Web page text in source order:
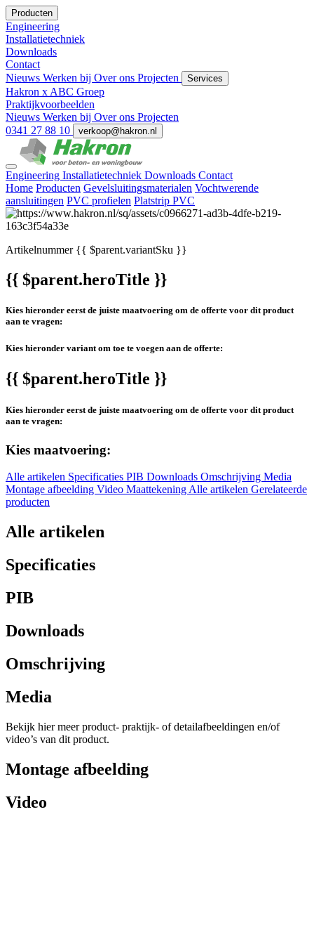
Producten
Engineering
Installatietechniek
Downloads
Contact
Nieuws Werken bij Over ons Projecten Services
Hakron x ABC Groep
Praktijkvoorbeelden
Nieuws Werken bij Over ons Projecten
0341 27 88 10
verkoop@hakron.nl
Engineering Installatietechniek Downloads Contact
Home Producten Gevelsluitingsmaterialen Vochtwerende
aansluitingen PVC profielen Platstrip PVC
Artikelnummer{{ $parent.variantSku }}
{{ $parent.heroTitle }}
Kies hieronder eerst de juiste maatvoering om de offerte voor dit product
aan te vragen:
Kies hieronder variant om toe te voegen aan de offerte:
{{ $parent.heroTitle }}
Kies hieronder eerst de juiste maatvoering om de offerte voor dit product
aan te vragen:
Kies maatvoering:
Alle artikelen Specificaties PIB Downloads Omschrijving Media
Montage afbeelding Video MaattekeningAlle artikelen Gerelateerde
producten
Alle artikelen
Specificaties
PIB
Downloads
Omschrijving
Media
Bekijk hier meer product- praktijk- of detailafbeeldingen en/of
video’s van dit product.
Montage afbeelding
Video